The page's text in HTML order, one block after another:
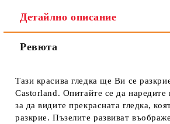
Детайлно описание
Ревюта
Тази красива гледка ще Ви се
Castorland. Опитайте се да наредите
за да видите прекрасната гледка,
разкрие. Пъзелите развиват